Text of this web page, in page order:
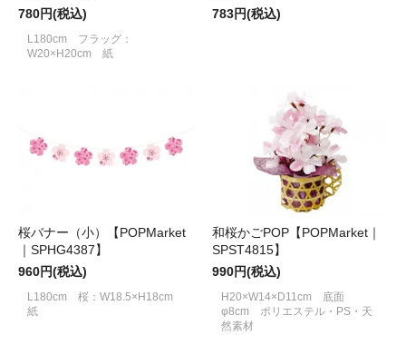
780円(税込)
L180cm フラッグ：
W20×H20cm 紙
783円(税込)
桜バナー（小）【POPMarket
｜SPHG4387】
960円(税込)
L180cm 桜：W18.5×H18cm
紙
和桜かごPOP【POPMarket｜
SPST4815】
990円(税込)
H20×W14×D11cm 底面
φ8cm ポリエステル・PS・天
然素材